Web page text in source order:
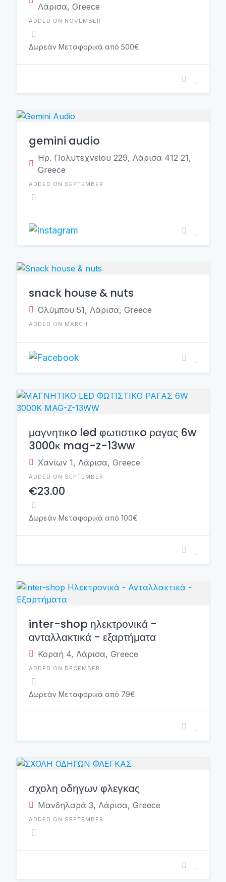
Λάρισα, Greece
ADDED ON NOVEMBER
Δωρεάν Μεταφορικά από 500€
gemini audio
Ηρ. Πολυτεχνείου 229, Λάρισα 412 21,
Greece
ADDED ON SEPTEMBER
snack house & nuts
Ολύμπου 51, Λάρισα, Greece
ADDED ON MARCH
μαγνητικo led φωτιστικo ραγας 6w
3000κ mag-z-13ww
Χανίων 1, Λάρισα, Greece
ADDED ON SEPTEMBER
€23.00
Δωρεάν Μεταφορικά από 100€
inter-shop ηλεκτρονικά -
ανταλλακτικά - εξαρτήματα
Κοραή 4, Λάρισα, Greece
ADDED ON DECEMBER
Δωρεάν Μεταφορικά από 79€
σχολη οδηγων φλεγκας
Μανδηλαρά 3, Λάρισα, Greece
ADDED ON SEPTEMBER